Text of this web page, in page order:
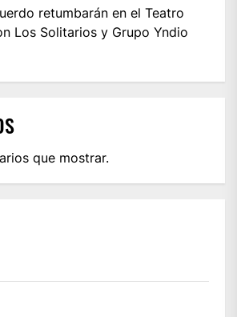
retumbarán en el Teatro
Los Solitarios y Grupo Yndio
que mostrar.